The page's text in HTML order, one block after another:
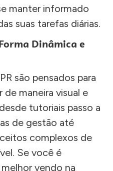
manter informado
suas tarefas diárias.
Dinâmica e
são pensados para
maneira visual e
tutoriais passo a
de gestão até
complexos de
Se você é
vendo na